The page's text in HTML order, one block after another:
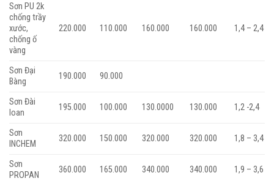
Sơn PU 2k
chống trầy
xước,
chống ố
vàng
220.000 110.000 160.000 160.000 1,4 – 2,4
Sơn Đại
Bàng
190.000 90.000
Sơn Đài
loan
195.000 100.000 130.0000 130.000 1,2 -2,4
Sơn
INCHEM
320.000 150.000 320.000 320.000 1,8 – 3,4
Sơn
PROPAN
360.000 165.000 340.000 340.000 1,9 – 3,6